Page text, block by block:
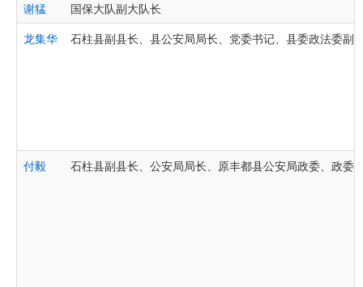
谢猛
国保大队副大队长
龙集华
石柱县副县长、县公安局局长、党委书记、县委政法委
付毅 石柱县副县长、公安局局长、原丰都县公安局政委、政委